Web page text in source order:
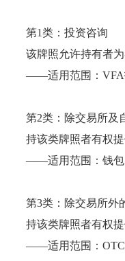
第1类：投资咨询
该牌照允许持有者
——适用范围：VFA
第2类：除交易所及
持该类牌照者有权
——适用范围：钱包
第3类：除交易所外
持该类牌照者有权
——适用范围：OTC